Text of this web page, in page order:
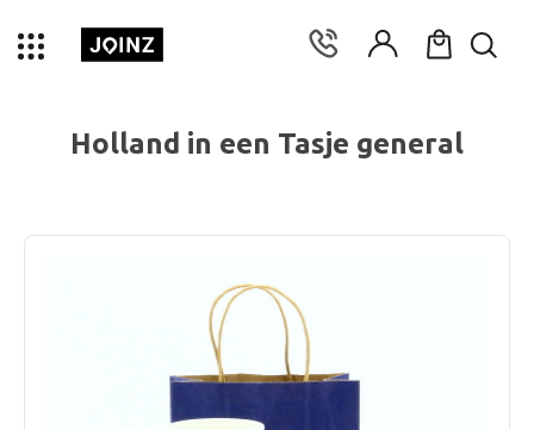
Holland in een Tasje general